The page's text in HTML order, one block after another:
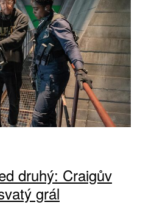
druhý: Craigův
grál